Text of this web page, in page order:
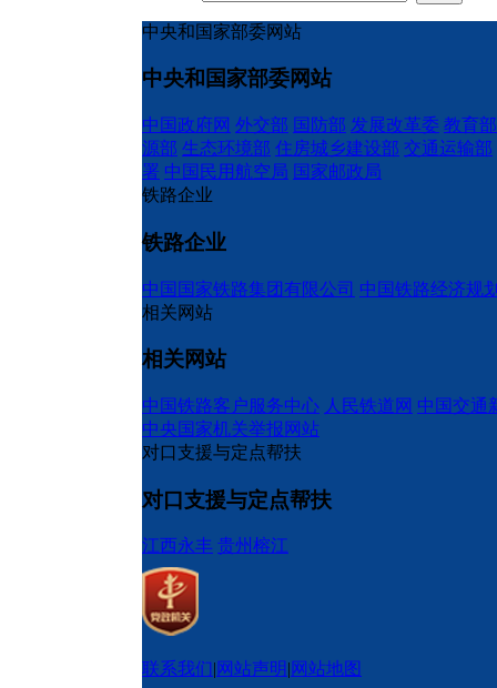
中央和国家部委网站
中央和国家部委网站
中国政府网 外交部 国防部 发展改革委 教育部
源部 生态环境部 住房城乡建设部 交通运输部
署 中国民用航空局 国家邮政局
铁路企业
铁路企业
中国国家铁路集团有限公司 中国铁路经济规
相关网站
相关网站
中国铁路客户服务中心 人民铁道网 中国交通
中央国家机关举报网站
对口支援与定点帮扶
对口支援与定点帮扶
江西永丰 贵州榕江
联系我们 网站声明 网站地图